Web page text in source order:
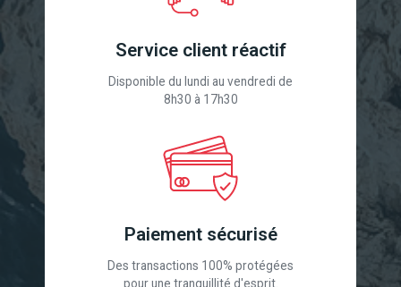
Service client réactif
Disponible du lundi au vendredi de
8h30 à 17h30
Paiement sécurisé
Des transactions 100% protégées
pour une tranquillité d'esprit.